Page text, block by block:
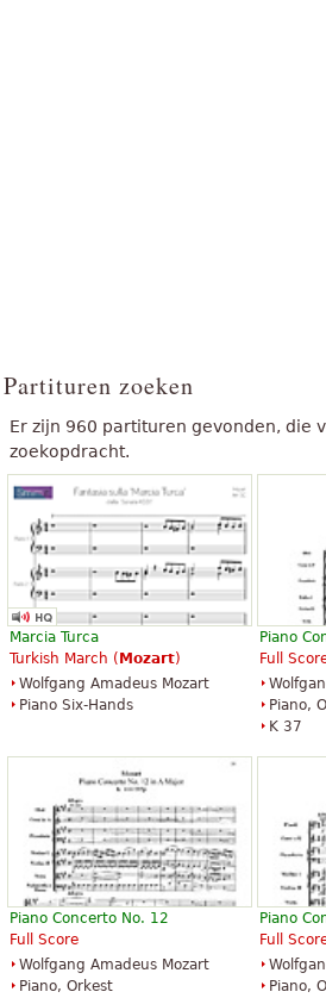
Partituren zoeken
Er zijn 960 partituren gevonden, die
zoekopdracht.
Marcia Turca
Turkish March (Mozart)
Wolfgang Amadeus Mozart
Piano Six-Hands
Piano
Full
Piano,
K 37
Piano Concerto No. 12
Full Score
Wolfgang Amadeus Mozart
Piano, Orkest
Piano
Full
Piano,